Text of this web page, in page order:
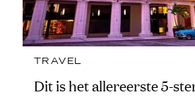
TRAVEL
Dit is het allereerste 5-